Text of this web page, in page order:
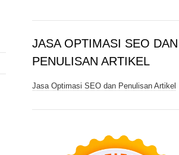
JASA OPTIMASI SEO DAN
PENULISAN ARTIKEL
Jasa Optimasi SEO dan Penulisan Artikel